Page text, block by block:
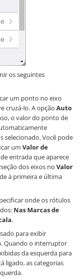
os seguintes
um ponto no eixo
cruzá-lo. A opção Auto
o valor do ponto de
selecionado. Você pode
um Valor de
entrada que aparece
dos eixos no Valor
à primeira e última
onde os rótulos
Nas Marcas de
.
para exibir
Quando o interruptor
da esquerda para
ligado, as categorias